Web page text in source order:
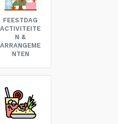
FEESTDAG
ACTIVITEITE
N &
ARRANGEME
NTEN